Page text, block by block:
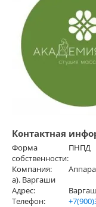
Контактная
Форма
собственности:
ПНПД
Компания:
а). Варгаши
Адрес:
Телефон: